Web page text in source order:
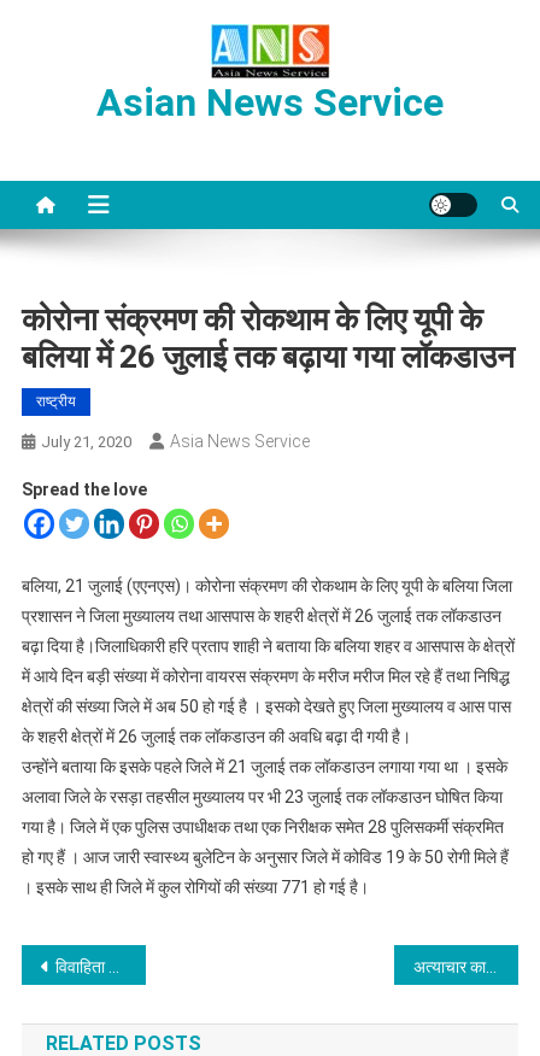
Asian News Service
कोरोना संक्रमण की रोकथाम के लिए यूपी के
बलिया में 26 जुलाई तक बढ़ाया गया लॉकडाउन
राष्ट्रीय
July 21, 2020 Asia News Service
Spread the love
बलिया, 21 जुलाई (एएनएस)। कोरोना संक्रमण की रोकथाम के लिए यूपी के बलिया जिला
प्रशासन ने जिला मुख्यालय तथा आसपास के शहरी क्षेत्रों में 26 जुलाई तक लॉकडाउन
बढ़ा दिया है।जिलाधिकारी हरि प्रताप शाही ने बताया कि बलिया शहर व आसपास के क्षेत्रों
में आये दिन बड़ी संख्या में कोरोना वायरस संक्रमण के मरीज मरीज मिल रहे हैं तथा निषिद्ध
क्षेत्रों की संख्या जिले में अब 50 हो गई है । इसको देखते हुए जिला मुख्यालय व आस पास
के शहरी क्षेत्रों में 26 जुलाई तक लॉकडाउन की अवधि बढ़ा दी गयी है।
उन्होंने बताया कि इसके पहले जिले में 21 जुलाई तक लॉकडाउन लगाया गया था । इसके
अलावा जिले के रसड़ा तहसील मुख्यालय पर भी 23 जुलाई तक लॉकडाउन घोषित किया
गया है। जिले में एक पुलिस उपाधीक्षक तथा एक निरीक्षक समेत 28 पुलिसकर्मी संक्रमित
हो गए हैं । आज जारी स्वास्थ्य बुलेटिन के अनुसार जिले में कोविड 19 के 50 रोगी मिले हैं
। इसके साथ ही जिले में कुल रोगियों की संख्या 771 हो गई है।
Post
navigation
विवाहिता की मौत : दहेज हत्या का आरोप अत्याचार का कारखाना बनी उत्तर प्रदेश पुलिस : आलोक प्रसाद
RELATED POSTS